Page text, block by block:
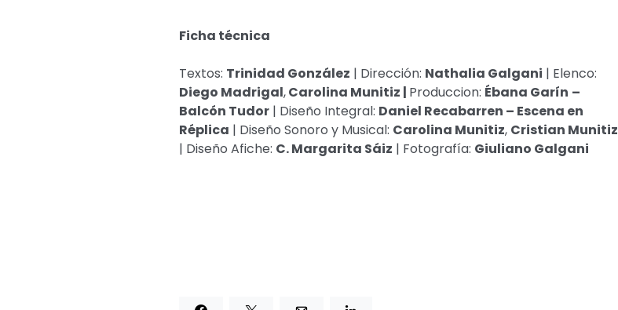
Ficha técnica
Textos: Trinidad González | Dirección: Nathalia Galgani | Elenco:
Diego Madrigal,Carolina Munitiz | Produccion: Ébana Garín –
Balcón Tudor | Diseño Integral: Daniel Recabarren – Escena en
Réplica | Diseño Sonoro y Musical: Carolina Munitiz, Cristian Munitiz
| Diseño Afiche: C. Margarita Sáiz | Fotografía: Giuliano Galgani